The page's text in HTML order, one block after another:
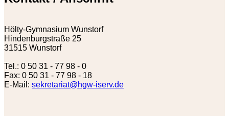
Hölty-Gymnasium Wunstorf
Hindenburgstraße 25
31515 Wunstorf
Tel.: 0 50 31 - 77 98 - 0
Fax: 0 50 31 - 77 98 - 18
E-Mail: sekretariat@hgw-iserv.de